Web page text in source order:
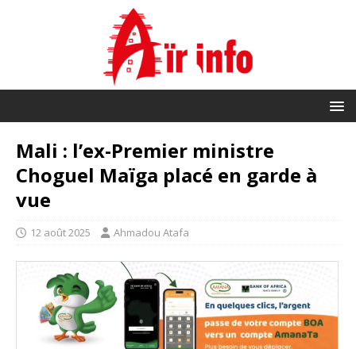
Mali : l’ex-Premier ministre
Choguel Maïga placé en garde à
vue
12 août 2025 Ahmadou Atafa